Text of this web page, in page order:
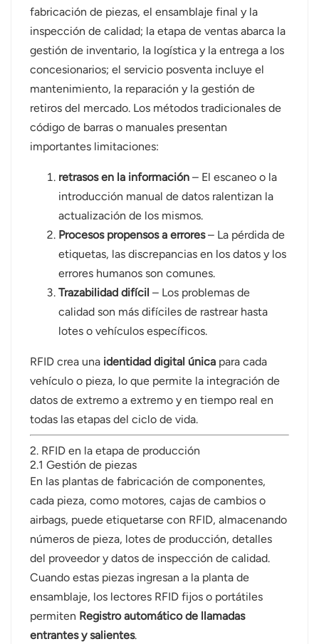
fabricación de piezas, el ensamblaje final y la
inspección de calidad; la etapa de ventas abarca la
gestión de inventario, la logística y la entrega a los
concesionarios; el servicio posventa incluye el
mantenimiento, la reparación y la gestión de
retiros del mercado. Los métodos tradicionales de
código de barras o manuales presentan
importantes limitaciones:
retrasos en la información – El escaneo o la
introducción manual de datos ralentizan la
actualización de los mismos.
Procesos propensos a errores– La pérdida de
etiquetas, las discrepancias en los datos y los
errores humanos son comunes.
Trazabilidad difícil – Los problemas de
calidad son más difíciles de rastrear hasta
lotes o vehículos específicos.
RFID crea una identidad digital única para cada
vehículo o pieza, lo que permite la integración de
datos de extremo a extremo y en tiempo real en
todas las etapas del ciclo de vida.
2. RFID en la etapa de producción
2.1 Gestión de piezas
En las plantas de fabricación de componentes,
cada pieza, como motores, cajas de cambios o
airbags, puede etiquetarse con RFID, almacenando
números de pieza, lotes de producción, detalles
del proveedor y datos de inspección de calidad.
Cuando estas piezas ingresan a la planta de
ensamblaje, los lectores RFID fijos o portátiles
permiten Registro automático de llamadas
entrantes y salientes.